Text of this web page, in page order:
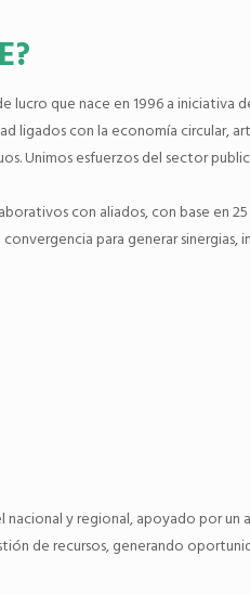
lucro que nace en 1996 a iniciativa
ligados con la economía circular,
Unimos esfuerzos del sector
con aliados, con base en
para generar sinergias,
y regional, apoyado por un
de recursos, generando